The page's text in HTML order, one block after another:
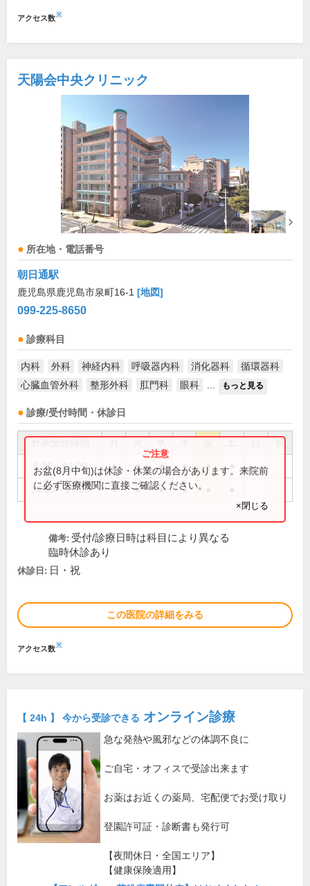
アクセス数※
天陽会中央クリニック
所在地・電話番号
朝日通駅
鹿児島県鹿児島市泉町16-1 [地図]
099-225-8650
診療科目
内科 外科 神経内科 呼吸器内科 消化器科
循環器科
心臓血管外科
整形外科 肛門科 眼科 もっと見る
診療/受付時間・休診日
祝
8:30～13:00 ● ● ● ● ●
14:00～17:30 ● ● ● ●
お盆(8月中旬)は休診・休業の場合があります。来院前
に必ず医療機関に直接ご確認ください。
×閉じる
備考: 受付/診療日時は科目により異なる
臨時休診あり
休診日: 日・祝
この医院の詳細をみる
アクセス数※
【 24h 】 今から受診できる オンライン診療
急な発熱や風邪などの体調不良に
ご自宅・オフィスで受診出来ます
お薬はお近くの薬局、宅配便でお受け取り
登園許可証・診断書も発行可
【夜間休日・全国エリア】
【健康保険適用】